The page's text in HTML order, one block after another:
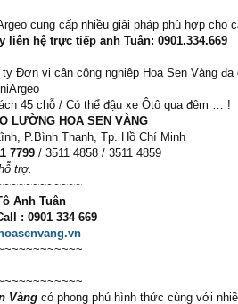
cung cấp nhiều giải pháp phù hợp cho
hệ trực tiếp anh Tuân: 0901.334.669
Đơn vị cân công nghiệp Hoa Sen Vàng
45 chỗ / Có thể đậu xe Ôtô qua đêm … !
LƯỜNG HOA SEN VÀNG
P.Bình Thạnh, Tp. Hồ Chí Minh
7799 / 3511 4858 / 3511 4859
trợ.
Anh Tuân
: 0901 334 669
Vàng có phong phú hình thức cùng với